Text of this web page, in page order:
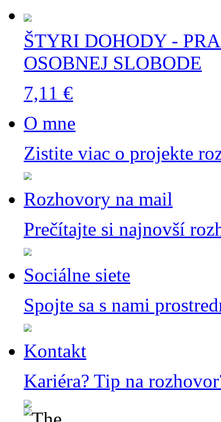
ŠTYRI DOHODY -
OSOBNEJ SLOBODE
7,11 €
O mne
Zistite viac o projekte
Rozhovory na mail
Prečítajte si najnovší
Sociálne siete
Spojte sa s nami
Kontakt
Kariéra? Tip na